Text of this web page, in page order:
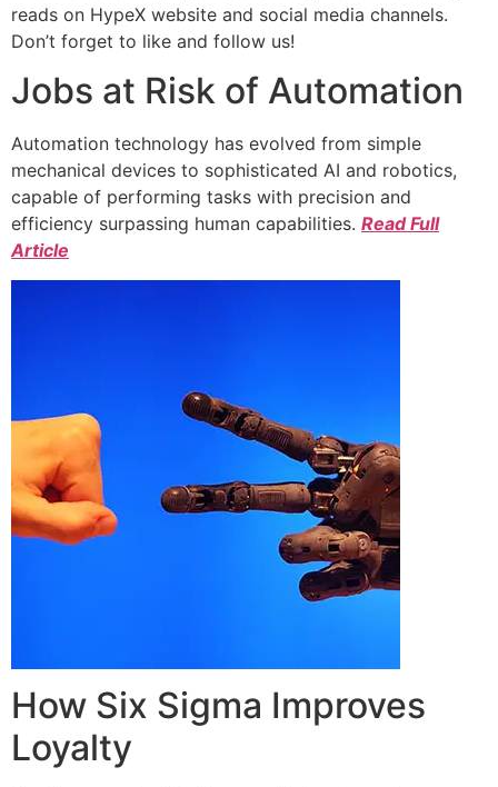
reads on HypeX website and social media channels.
Don’t forget to like and follow us!
Jobs at Risk of Automation
Automation technology has evolved from simple
mechanical devices to sophisticated AI and robotics,
capable of performing tasks with precision and
efficiency surpassing human capabilities. Read Full
Article
How Six Sigma Improves
Loyalty